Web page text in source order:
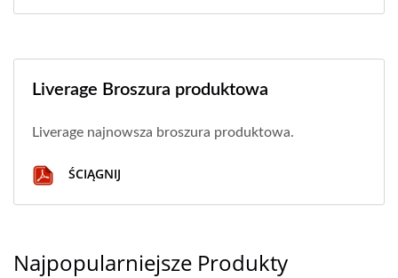
Liverage Broszura produktowa
Liverage najnowsza broszura produktowa.
ŚCIĄGNIJ
Najpopularniejsze Produkty